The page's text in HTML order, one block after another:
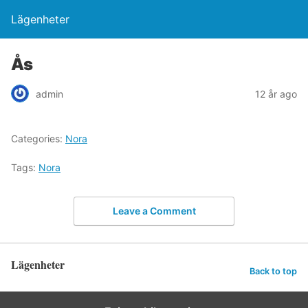
Lägenheter
Ås
admin 12 år ago
Categories: Nora
Tags: Nora
Leave a Comment
Lägenheter Back to top